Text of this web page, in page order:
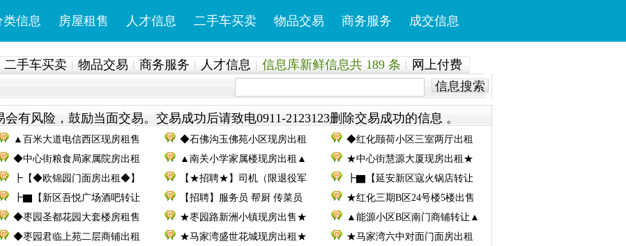
类信息 房屋租售 人才信息 二手车买卖 物品交易 商务服务 成交信息
二手车买卖 物品交易 商务服务 人才信息 信息库新鲜信息共 189 条
网上付费
信息搜索
有风险，鼓励当面交易。交易成功后请致电0911-2123123删除交易成功的信息 。
▲百米大道电信西区现房租售 ◆石佛沟玉佛苑小区现房出租
◆红化颐荷小区三室两厅出租
◆中心街粮食局家属院房出租 ▲南关小学家属楼现房出租▲
★中心街慧源大厦现房出租★
┣【◆欧锦园门面房出租◆】 【★招聘★】司机（限退役军
┣▇【延安新区寇火锅店转让
┣▇【新区吾悦广场酒吧转让 【招聘】服务员 帮厨 传菜员
★红化三期B区24号楼5楼出售
◆枣园圣都花园大套楼房租售 ★枣园路新洲小镇现房出售★
▲能源小区B区南门商铺转让▲
◆枣园君临上苑二层商铺出租 ★马家湾盛世花城现房出租★
★马家湾六中对面门面房出租